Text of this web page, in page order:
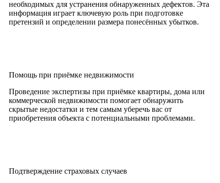
необходимых для устранения обнаруженных дефектов. Эта
информация играет ключевую роль при подготовке
претензий и определении размера понесённых убытков.
Помощь при приёмке недвижимости
Проведение экспертизы при приёмке квартиры, дома или
коммерческой недвижимости помогает обнаружить
скрытые недостатки и тем самым уберечь вас от
приобретения объекта с потенциальными проблемами.
Подтверждение страховых случаев